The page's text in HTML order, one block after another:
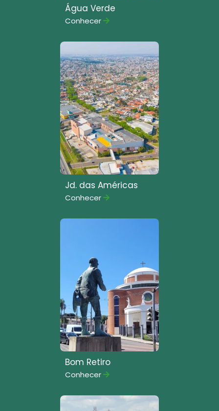
Água Verde
Conhecer
Jd. das Américas
Conhecer
Bom Retiro
Conhecer